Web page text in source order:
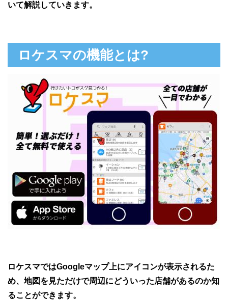
いて解説していきます。
ロケスマの機能とは?
ロケスマではGoogleマップ上にアイコンが表示されるた
め、地図を見ただけで周辺にどういった店舗があるのか知
ることができます。